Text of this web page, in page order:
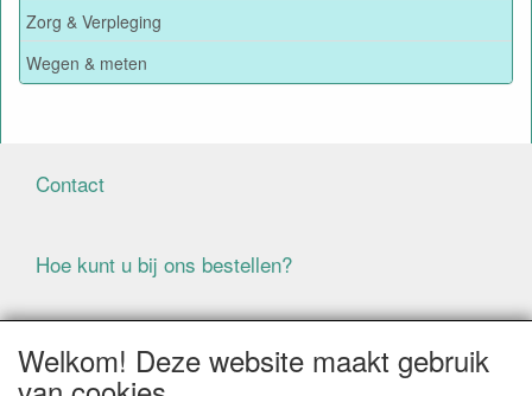
Zorg & Verpleging
Wegen & meten
Contact
Hoe kunt u bij ons bestellen?
Voorwaarden
Welkom! Deze website maakt gebruik